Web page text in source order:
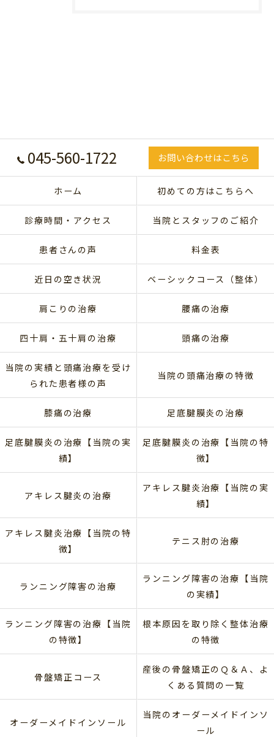
045-560-1722 お問い合わせはこちら
ホーム 初めての方はこちらへ
診療時間・アクセス 当院とスタッフのご紹介
患者さんの声 料金表
近日の空き状況 ベーシックコース（整体）
肩こりの治療 腰痛の治療
四十肩・五十肩の治療 頭痛の治療
当院の実績と頭痛治療を受け
られた患者様の声
当院の頭痛治療の特徴
膝痛の治療 足底腱膜炎の治療
足底腱膜炎の治療【当院の実
績】
足底腱膜炎の治療【当院の特
徴】
アキレス腱炎の治療
アキレス腱炎治療【当院の実
績】
アキレス腱炎治療【当院の特
徴】
テニス肘の治療
ランニング障害の治療
ランニング障害の治療【当院
の実績】
ランニング障害の治療【当院
の特徴】
根本原因を取り除く整体治療
の特徴
骨盤矯正コース
産後の骨盤矯正のＱ＆Ａ、よ
くある質問の一覧
オーダーメイドインソール
当院のオーダーメイドインソ
ール